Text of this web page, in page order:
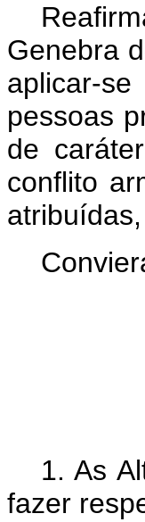
Genebra
aplicar-
pessoas
de
conflito
atribuídas,
1. As
fazer